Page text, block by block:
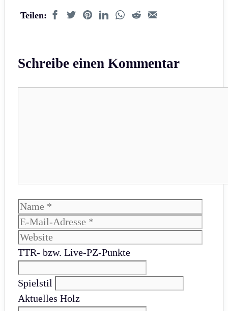
Teilen:
Schreibe einen Kommentar
Name
TTR- bzw. Live-PZ-Punkte
Spielstil
Aktuelles Holz